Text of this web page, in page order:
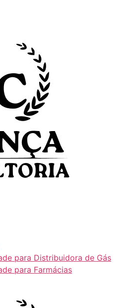
para Distribuidora de Gás
para Farmácias